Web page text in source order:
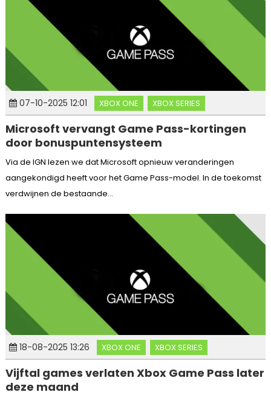
07-10-2025 12:01 XBOX ONE XBOX SERIES
Microsoft vervangt Game Pass-kortingen
door bonuspuntensysteem
Via de IGN lezen we dat Microsoft opnieuw veranderingen
aangekondigd heeft voor het Game Pass-model. In de toekomst
verdwijnen de bestaande...
18-08-2025 13:26 XBOX ONE XBOX SERIES
Vijftal games verlaten Xbox Game Pass later
deze maand